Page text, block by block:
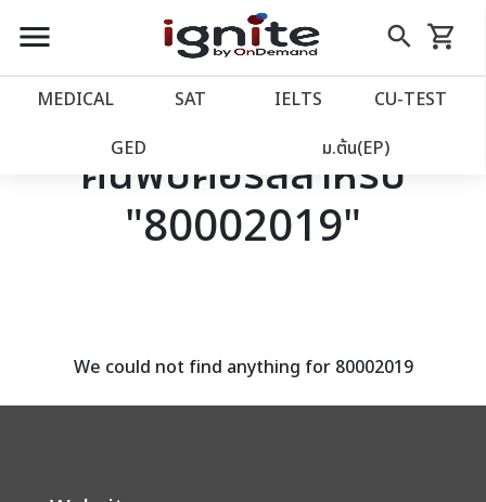
close
account_balance หน้าแรก
เว็บไซต์อิกไนท์
โปรโมชั่น
assignment ลงทะเบียน
menu search
Skip
to
shopping_cart
รถเข็น
MEDICAL SAT IELTS CU‑TEST
GED ม.ต้น(EP)
ค้นพบคอร์สสำหรับ
"80002019"
We could not find anything for 80002019